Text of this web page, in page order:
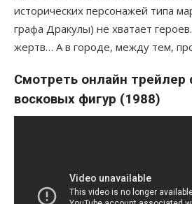
исторических персонажей типа
графа Дракулы) не хватает
жертв… А в городе, между тем,
Смотреть онлайн трейлер
восковых фигур (1988)